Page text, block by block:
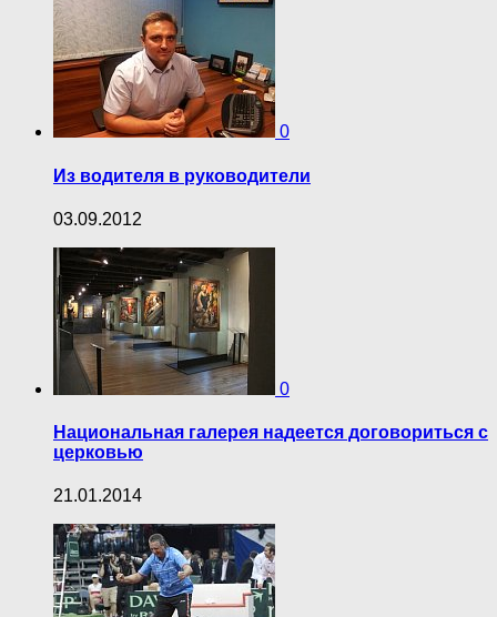
0
Из водителя в руководители
03.09.2012
0
Национальная галерея надеется договориться с
церковью
21.01.2014